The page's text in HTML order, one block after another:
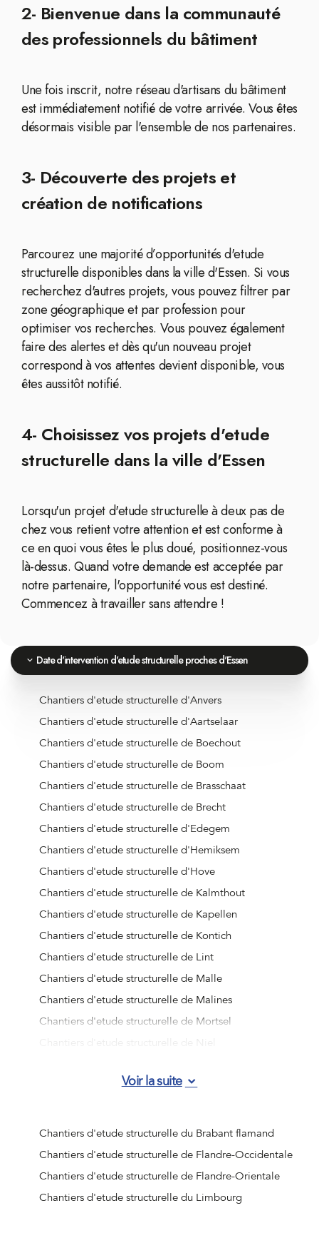
2- Bienvenue dans la communauté
des professionnels du bâtiment
Une fois inscrit, notre réseau d'artisans du bâtiment
est immédiatement notifié de votre arrivée. Vous êtes
désormais visible par l'ensemble de nos partenaires.
3- Découverte des projets et
création de notifications
Parcourez une majorité d’opportunités d'etude
structurelle disponibles dans la ville d'Essen. Si vous
recherchez d'autres projets, vous pouvez filtrer par
zone géographique et par profession pour
optimiser vos recherches. Vous pouvez également
faire des alertes et dès qu'un nouveau projet
correspond à vos attentes devient disponible, vous
êtes aussitôt notifié.
4- Choisissez vos projets d'etude
structurelle dans la ville d'Essen
Lorsqu'un projet d'etude structurelle à deux pas de
chez vous retient votre attention et est conforme à
ce en quoi vous êtes le plus doué, positionnez-vous
là-dessus. Quand votre demande est acceptée par
notre partenaire, l'opportunité vous est destiné.
Commencez à travailler sans attendre !
Date d'intervention d'etude structurelle proches d'Essen
Chantiers d'etude structurelle d'Anvers
Chantiers d'etude structurelle d'Aartselaar
Chantiers d'etude structurelle de Boechout
Chantiers d'etude structurelle de Boom
Chantiers d'etude structurelle de Brasschaat
Chantiers d'etude structurelle de Brecht
Chantiers d'etude structurelle d'Edegem
Chantiers d'etude structurelle d'Hemiksem
Chantiers d'etude structurelle d'Hove
Chantiers d'etude structurelle de Kalmthout
Chantiers d'etude structurelle de Kapellen
Chantiers d'etude structurelle de Kontich
Chantiers d'etude structurelle de Lint
Chantiers d'etude structurelle de Malle
Chantiers d'etude structurelle de Malines
Chantiers d'etude structurelle de Mortsel
Chantiers d'etude structurelle de Rumst
Chantiers d'etude structurelle de Schilde
Chantiers d'etude structurelle de Schoten
Chantiers d'etude structurelle de Stabroek
Chantiers d'etude structurelle de Wijnegem
Voir la suite
Chantiers d'etude structurelle du Brabant flamand
Chantiers d'etude structurelle de Flandre-Occidentale
Chantiers d'etude structurelle de Flandre-Orientale
Chantiers d'etude structurelle du Limbourg